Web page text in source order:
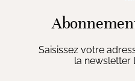
Saisissez votre
la newsletter